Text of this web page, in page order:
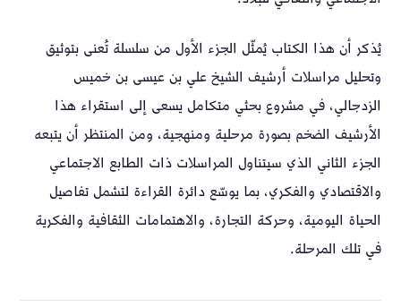
يُذكر أن هذا الكتاب يُمثّل الجزء الأول من سلسلة تُعنى بتوثيق
وتحليل مراسلات أرشيف الشيخ علي بن عيسى بن خميس
الزدجالي، في مشروع بحثي متكامل يسعى إلى استقراء هذا
الأرشيف الضخم بصورة مرحلية ومنهجية، ومن المنتظر أن يتبعه
الجزء الثاني الذي سيتناول المراسلات ذات الطابع الاجتماعي
والاقتصادي والفكري، بما يوسّع دائرة القراءة لتشمل تفاصيل
الحياة اليومية، وحركة التجارة، والاهتمامات الثقافية والفكرية
في تلك المرحلة.